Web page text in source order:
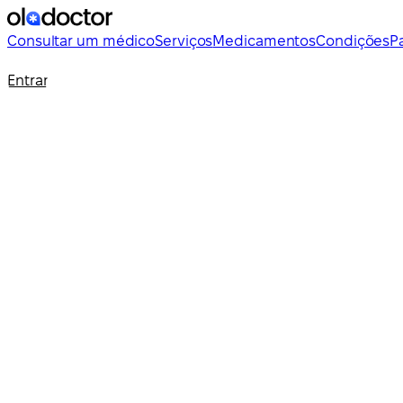
Consultar um médicoServiçosMedicamentosCondições
Entrar